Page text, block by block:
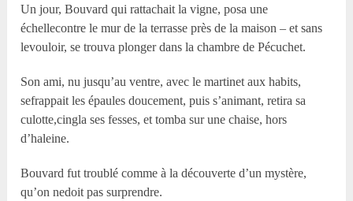
Un jour, Bouvard qui rattachait la vigne, posa une
échellecontre le mur de la terrasse près de la maison – et sans
levouloir, se trouva plonger dans la chambre de Pécuchet.
Son ami, nu jusqu’au ventre, avec le martinet aux habits,
sefrappait les épaules doucement, puis s’animant, retira sa
culotte,cingla ses fesses, et tomba sur une chaise, hors
d’haleine.
Bouvard fut troublé comme à la découverte d’un mystère,
qu’on nedoit pas surprendre.